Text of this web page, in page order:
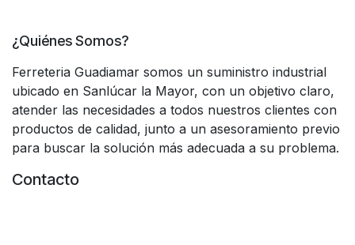
¿Quiénes Somos?
Ferreteria Guadiamar somos un suministro industrial
ubicado en Sanlúcar la Mayor, con un objetivo claro,
atender las necesidades a todos nuestros clientes con
productos de calidad, junto a un asesoramiento previo
para buscar la solución más adecuada a su problema.
Contacto